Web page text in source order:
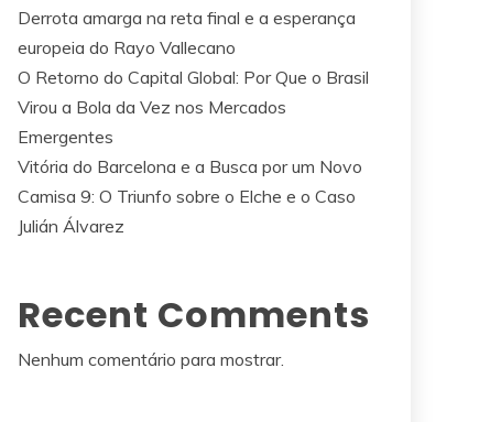
Derrota amarga na reta final e a esperança
europeia do Rayo Vallecano
O Retorno do Capital Global: Por Que o Brasil
Virou a Bola da Vez nos Mercados
Emergentes
Vitória do Barcelona e a Busca por um Novo
Camisa 9: O Triunfo sobre o Elche e o Caso
Julián Álvarez
Recent Comments
Nenhum comentário para mostrar.